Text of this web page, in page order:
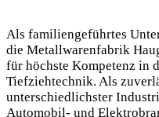
Als familiengeführtes
die Metallwarenfabrik
für höchste Kompetenz in
Tiefziehtechnik. Als
unterschiedlichster
Automobil- und